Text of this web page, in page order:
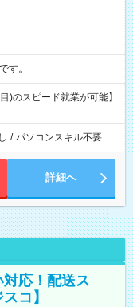
です。
)のスピード就業が可能】
/ パソコンスキル不要
詳細へ
応！配送ス
コ】